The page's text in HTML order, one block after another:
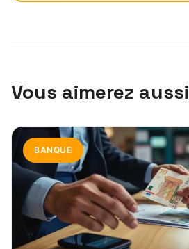
Vous aimerez aussi
BANQUE